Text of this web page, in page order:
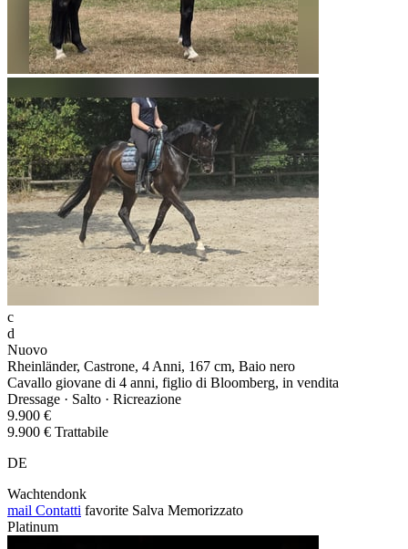
c
d
Nuovo
Rheinländer, Castrone, 4 Anni, 167 cm, Baio nero
Cavallo giovane di 4 anni, figlio di Bloomberg, in vendita
Dressage · Salto · Ricreazione
9.900 €
9.900 € Trattabile
DE
Wachtendonk
mail Contatti favorite Salva Memorizzato
Platinum